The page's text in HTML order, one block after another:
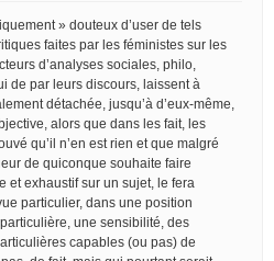
» douteux d’user de tels
faites par les féministes sur les
d’analyses sociales, philo,
de par leurs discours, laissent à
détachée, jusqu’à d’eux-même,
alors que dans les fait, les
qu’il n’en est rien et que malgré
de quiconque souhaite faire
et exhaustif sur un sujet, le fera
particulier, dans une position
une sensibilité, des
capables (ou pas) de